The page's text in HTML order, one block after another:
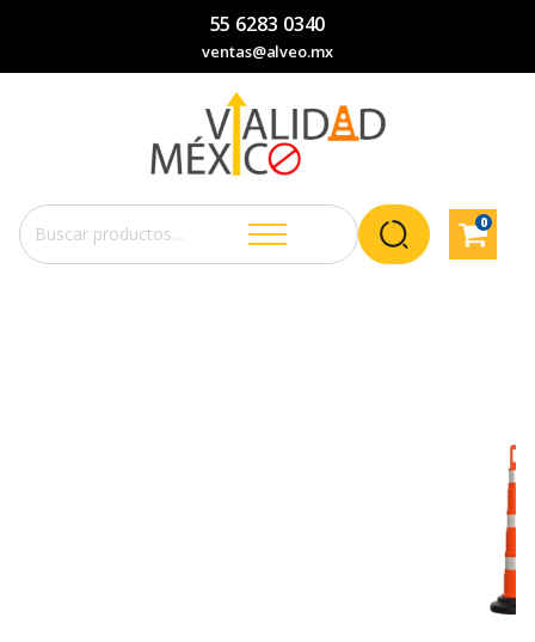
55 6283 0340
ventas@alveo.mx
Buscar
por:
0